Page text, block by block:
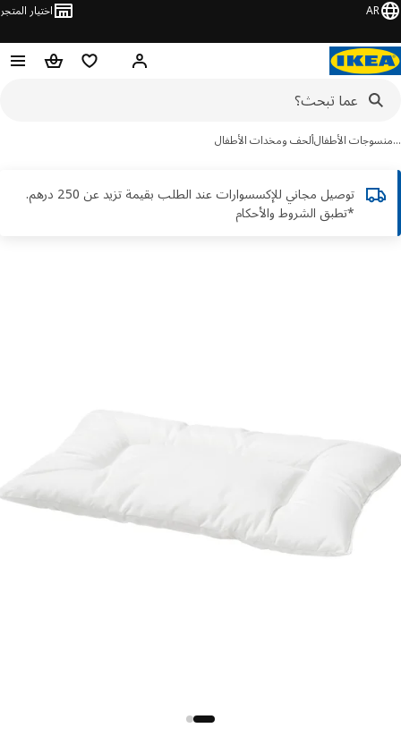
AR اختيار المتجر
مرحباً! تسجيل الدخول أو
قائمة التسوقسلة التسوق
الأطفالألحف ومخدات الأطفال
توصيل مجاني للإكسسوارات عند الطلب بقيمة تزيد عن 250 درهم.
*تطبق الشروط والأحكام